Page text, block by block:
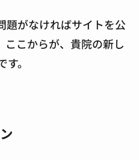
題がなければサイトを公
ここからが、貴院の新し
。